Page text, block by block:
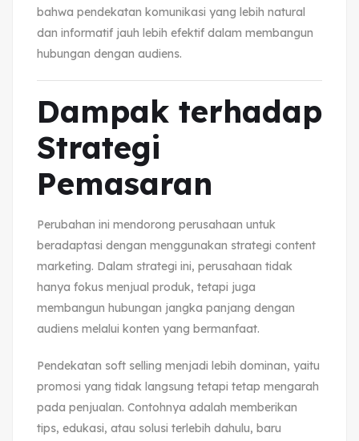
bahwa pendekatan komunikasi yang lebih natural
dan informatif jauh lebih efektif dalam membangun
hubungan dengan audiens.
Dampak terhadap
Strategi
Pemasaran
Perubahan ini mendorong perusahaan untuk
beradaptasi dengan menggunakan strategi content
marketing. Dalam strategi ini, perusahaan tidak
hanya fokus menjual produk, tetapi juga
membangun hubungan jangka panjang dengan
audiens melalui konten yang bermanfaat.
Pendekatan soft selling menjadi lebih dominan, yaitu
promosi yang tidak langsung tetapi tetap mengarah
pada penjualan. Contohnya adalah memberikan
tips, edukasi, atau solusi terlebih dahulu, baru